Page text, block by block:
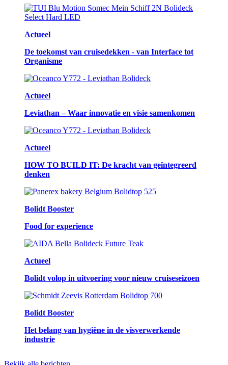
Actueel
De toekomst van cruisedekken - van Interface tot
Organisme
Actueel
Leviathan – Waar innovatie en visie samenkomen
Actueel
HOW TO BUILD IT: De kracht van geïntegreerd
denken
Bolidt Booster
Food for experience
Actueel
Bolidt volop in uitvoering voor nieuw cruiseseizoen
Bolidt Booster
Het belang van hygiëne in de visverwerkende
industrie